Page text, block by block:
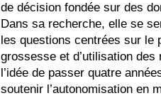
de décision fondée sur des
Dans sa recherche, elle se
les questions centrées sur le
grossesse et d’utilisation
l’idée de passer quatre
soutenir l’autonomisation en